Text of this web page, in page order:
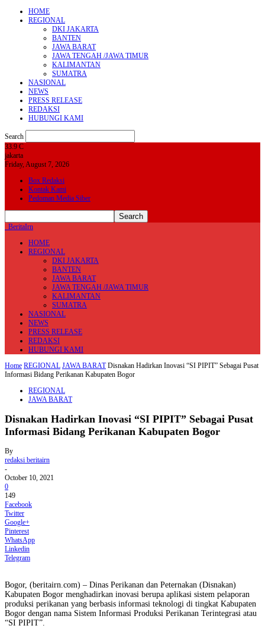
HOME
REGIONAL
DKI JAKARTA
BANTEN
JAWA BARAT
JAWA TENGAH /JAWA TIMUR
KALIMANTAN
SUMATRA
NASIONAL
NEWS
PRESS RELEASE
REDAKSI
HUBUNGI KAMI
Search
33.9 C
jakarta
Friday, August 7, 2026
Box Redaksi
Kontak Kami
Pedoman Media Siber
BeritaIrn
HOME
REGIONAL
DKI JAKARTA
BANTEN
JAWA BARAT
JAWA TENGAH /JAWA TIMUR
KALIMANTAN
SUMATRA
NASIONAL
NEWS
PRESS RELEASE
REDAKSI
HUBUNGI KAMI
Home REGIONAL JAWA BARAT Disnakan Hadirkan Inovasi “SI PIPIT” Sebagai Pusat
Informasi Bidang Perikanan Kabupaten Bogor
REGIONAL
JAWA BARAT
Disnakan Hadirkan Inovasi “SI PIPIT” Sebagai Pusat
Informasi Bidang Perikanan Kabupaten Bogor
By
redaksi beritairn
-
October 10, 2021
0
149
Facebook
Twitter
Google+
Pinterest
WhatsApp
Linkedin
Telegram
Bogor, (beritairn.com) – Dinas Perikanan dan Peternakan (Disnakan)
Kabupaten Bogor menghadirkan inovasi berupa aplikasi sistem pelaporan
produksi perikanan yang berbasis informasi teknologi di tingkat Kabupaten
Bogor dengan nama Sistem Informasi Produksi Perikanan Terintegrasi atau
“SI PIPIT”.